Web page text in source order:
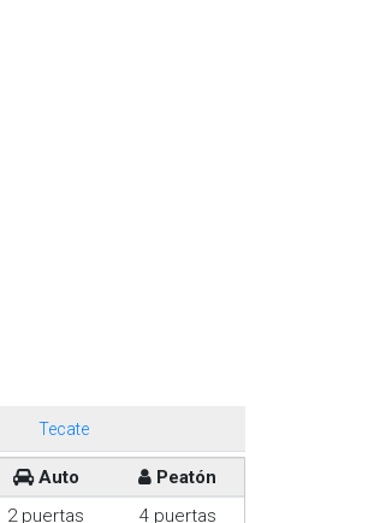
Tecate
Auto
Peatón
2 puertas
4 puertas